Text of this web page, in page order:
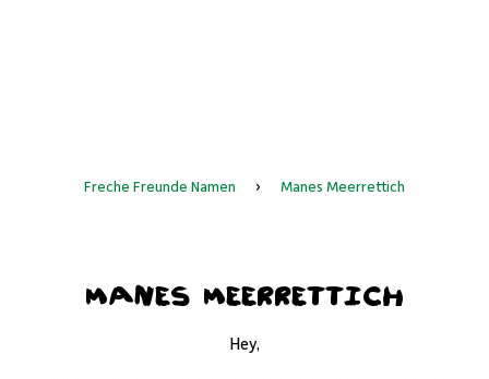
Freche Freunde Namen › Manes Meerrettich
Manes Meerrettich
Hey,